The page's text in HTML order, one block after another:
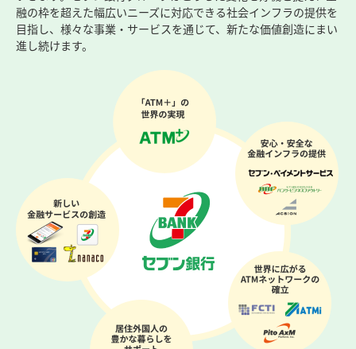
融の枠を超えた幅広いニーズに対応できる社会インフラの提供を
目指し、様々な事業・サービスを通じて、新たな価値創造にまい
進し続けます。